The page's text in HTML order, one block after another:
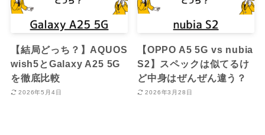
【結局どっち？】AQUOS
wish5とGalaxy A25 5G
を徹底比較
2026年5月4日
【OPPO A5 5G vs nubia
S2】スペックは似てるけ
ど中身はぜんぜん違う？
2026年3月28日